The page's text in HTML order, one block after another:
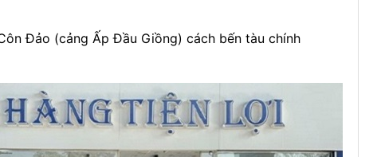
Đảo (cảng Ấp Đầu Giồng) cách bến tàu chính